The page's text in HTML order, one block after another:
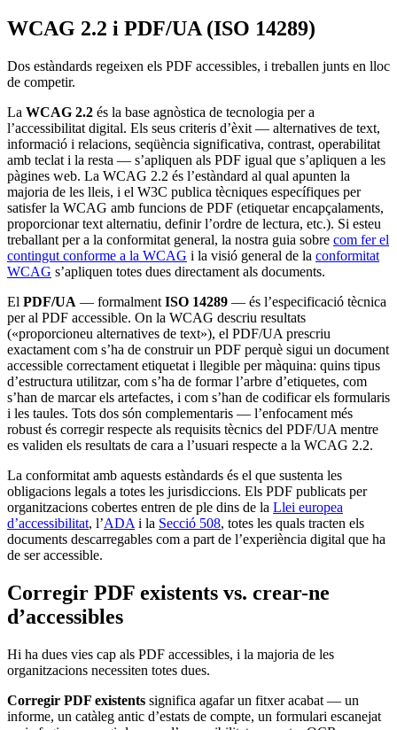
WCAG 2.2 i PDF/UA (ISO 14289)
Dos estàndards regeixen els PDF accessibles, i treballen junts en lloc
de competir.
La WCAG 2.2 és la base agnòstica de tecnologia per a
l’accessibilitat digital. Els seus criteris d’èxit — alternatives de text,
informació i relacions, seqüència significativa, contrast, operabilitat
amb teclat i la resta — s’apliquen als PDF igual que s’apliquen a les
pàgines web. La WCAG 2.2 és l’estàndard al qual apunten la
majoria de les lleis, i el W3C publica tècniques específiques per
satisfer la WCAG amb funcions de PDF (etiquetar encapçalaments,
proporcionar text alternatiu, definir l’ordre de lectura, etc.). Si esteu
treballant per a la conformitat general, la nostra guia sobre com fer el
contingut conforme a la WCAG i la visió general de la conformitat
WCAG s’apliquen totes dues directament als documents.
El PDF/UA — formalment ISO 14289 — és l’especificació tècnica
per al PDF accessible. On la WCAG descriu resultats
(«proporcioneu alternatives de text»), el PDF/UA prescriu
exactament com s’ha de construir un PDF perquè sigui un document
accessible correctament etiquetat i llegible per màquina: quins tipus
d’estructura utilitzar, com s’ha de formar l’arbre d’etiquetes, com
s’han de marcar els artefactes, i com s’han de codificar els formularis
i les taules. Tots dos són complementaris — l’enfocament més
robust és corregir respecte als requisits tècnics del PDF/UA mentre
es validen els resultats de cara a l’usuari respecte a la WCAG 2.2.
La conformitat amb aquests estàndards és el que sustenta les
obligacions legals a totes les jurisdiccions. Els PDF publicats per
organitzacions cobertes entren de ple dins de la Llei europea
d’accessibilitat, l’ADA i la Secció 508, totes les quals tracten els
documents descarregables com a part de l’experiència digital que ha
de ser accessible.
Corregir PDF existents vs. crear-ne
d’accessibles
Hi ha dues vies cap als PDF accessibles, i la majoria de les
organitzacions necessiten totes dues.
Corregir PDF existents significa agafar un fitxer acabat — un
informe, un catàleg antic d’estats de compte, un formulari escanejat